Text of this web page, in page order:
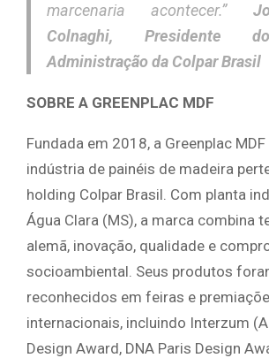
marcenaria acontecer.”
Colnaghi, Presidente
Administração da Colpar Brasil
SOBRE A GREENPLAC MDF
Fundada em 2018, a Greenplac MDF
indústria de painéis de madeira
holding Colpar Brasil. Com planta
Água Clara (MS), a marca combina
alemã, inovação, qualidade e
socioambiental. Seus produtos
reconhecidos em feiras e
internacionais, incluindo Interzum
Design Award, DNA Paris Design